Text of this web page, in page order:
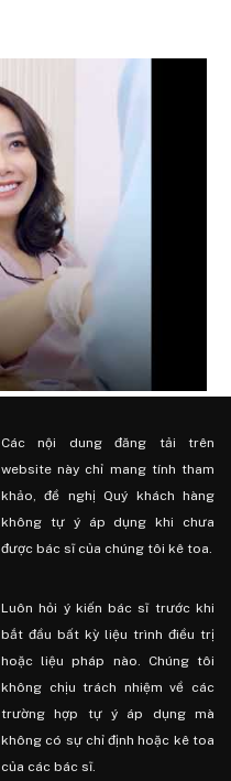
Các nội dung đăng tải trên
website này chỉ mang tính tham
khảo, đề nghị Quý khách hàng
không tự ý áp dụng khi chưa
được bác sĩ của chúng tôi kê toa.
Luôn hỏi ý kiến ​​bác sĩ trước khi
bắt đầu bất kỳ liệu trình điều trị
hoặc liệu pháp nào. Chúng tôi
không chịu trách nhiệm về các
trường hợp tự ý áp dụng mà
không có sự chỉ định hoặc kê toa
của các bác sĩ.